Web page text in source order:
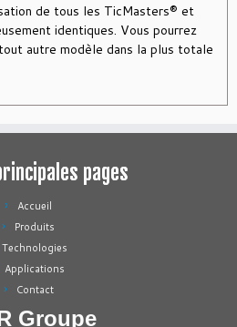
de tous les TicMasters® et
identiques. Vous pourrez
autre modèle dans la plus totale
pages
Accueil
Produits
Technologies
Applications
Contact
Groupe